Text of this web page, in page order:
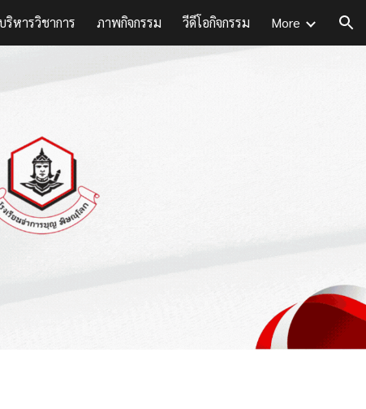
ริหารวิชาการ ภาพกิจกรรม วีดีโอกิจกรรม More